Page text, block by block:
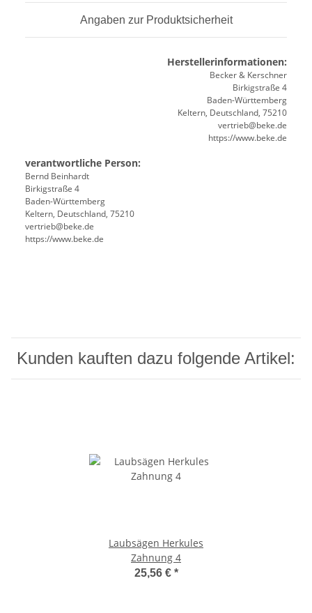
Angaben zur Produktsicherheit
Herstellerinformationen:
Becker & Kerschner
Birkigstraße 4
Baden-Württemberg
Keltern, Deutschland, 75210
vertrieb@beke.de
https://www.beke.de
verantwortliche Person:
Bernd Beinhardt
Birkigstraße 4
Baden-Württemberg
Keltern, Deutschland, 75210
vertrieb@beke.de
https://www.beke.de
Kunden kauften dazu folgende Artikel:
Laubsägen Herkules
Zahnung 4
25,56 € *